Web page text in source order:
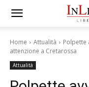
Home Attualità
Polpette
attenzione a Cretarossa
Attualità